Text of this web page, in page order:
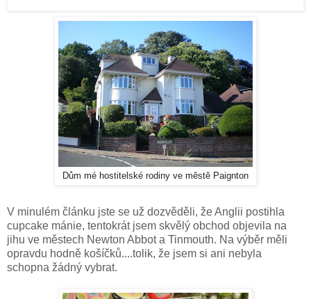
Dům mé hostitelské rodiny ve městě Paignton
V minulém článku jste se už dozvěděli, že Anglii postihla
cupcake mánie, tentokrát jsem skvělý obchod objevila na
jihu ve městech Newton Abbot a Tinmouth. Na výběr měli
opravdu hodně košíčků....tolik, že jsem si ani nebyla
schopna žádný vybrat.